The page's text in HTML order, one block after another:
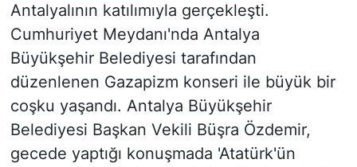
Antalyalının katılımıyla gerçekleşti.
Cumhuriyet Meydanı'nda Antalya
Büyükşehir Belediyesi tarafından
düzenlenen Gazapizm konseri ile büyük bir
coşku yaşandı. Antalya Büyükşehir
Belediyesi Başkan Vekili Büşra Özdemir,
gecede yaptığı konuşmada 'Atatürk'ün